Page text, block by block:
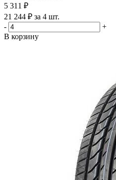
5 311 ₽
21 244 ₽ за 4 шт.
-
+
В корзину